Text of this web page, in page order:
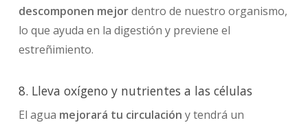
descomponen mejordentro de nuestro organismo,
lo que ayuda en la digestión y previene el
estreñimiento.
8. Lleva oxígeno y nutrientes a las células
El agua mejorará tu circulación y tendrá un